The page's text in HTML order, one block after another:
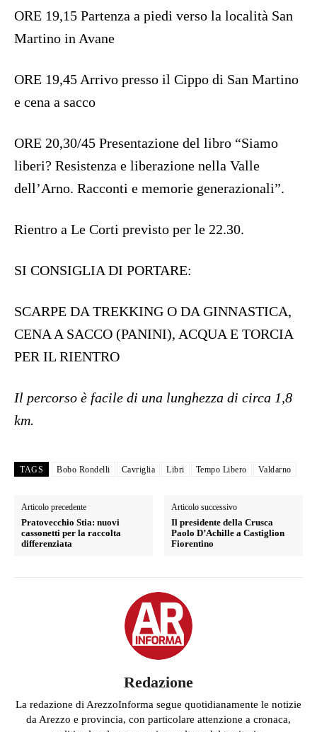
ORE 19,15 Partenza a piedi verso la località San
Martino in Avane
ORE 19,45 Arrivo presso il Cippo di San Martino
e cena a sacco
ORE 20,30/45 Presentazione del libro “Siamo
liberi? Resistenza e liberazione nella Valle
dell’Arno. Racconti e memorie generazionali”.
Rientro a Le Corti previsto per le 22.30.
SI CONSIGLIA DI PORTARE:
SCARPE DA TREKKING O DA GINNASTICA,
CENA A SACCO (PANINI), ACQUA E TORCIA
PER IL RIENTRO
Il percorso è facile di una lunghezza di circa 1,8
km.
TAGS Bobo Rondelli Cavriglia Libri Tempo Libero Valdarno
Articolo precedente
Pratovecchio Stia: nuovi
cassonetti per la raccolta
differenziata
Articolo successivo
Il presidente della Crusca
Paolo D’Achille a Castiglion
Fiorentino
Redazione
La redazione di ArezzoInforma segue quotidianamente le notizie
da Arezzo e provincia, con particolare attenzione a cronaca,